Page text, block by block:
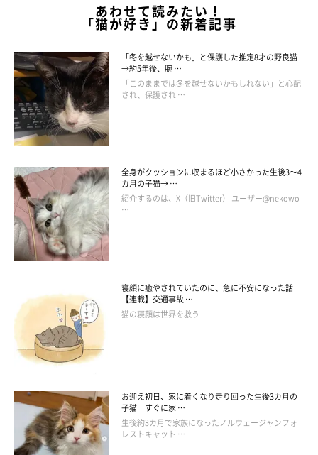
ちなみに、飼い主さんのコメントによると
ゃんのシッポに遊ばれちゃう」
ん、さすがです！
あわせて読みたい！
「猫が好き」の新着記事
「冬を越せないかも」と保護した推定8才の野良猫
→約5年後、腕 …
「このままでは冬を越せないかもしれない」と心配
され、保護され …
全身がクッションに収まるほど小さかった生後3～4
カ月の子猫→ …
紹介するのは、X（旧Twitter） ユーザー@nekowo
…
寝顔に癒やされていたのに、急に不安になった話
【連載】交通事故 …
猫の寝顔は世界を救う
お迎え初日、家に着くなり走り回った生後3カ月の
子猫 すぐに家 …
生後約3カ月で家族になったノルウェージャンフォ
レストキャット …